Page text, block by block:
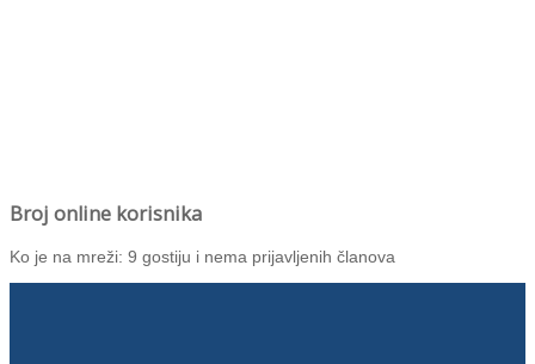
Broj online korisnika
Ko je na mreži: 9 gostiju i nema prijavljenih članova